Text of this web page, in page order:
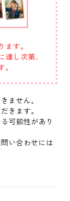
す。
し次第、
ません｡
きます。
可能性があり
い合わせには